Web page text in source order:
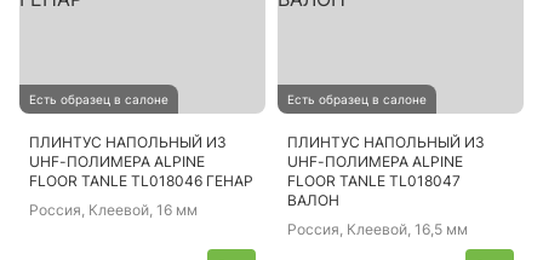
Есть образец в салоне
ПЛИНТУС НАПОЛЬНЫЙ ИЗ
UHF-ПОЛИМЕРА ALPINE
FLOOR TANLE TL018046 ГЕНАР
Россия, Клеевой, 16 мм
Есть образец в салоне
ПЛИНТУС НАПОЛЬНЫЙ ИЗ
UHF-ПОЛИМЕРА ALPINE
FLOOR TANLE TL018047
ВАЛОН
Россия, Клеевой, 16,5 мм